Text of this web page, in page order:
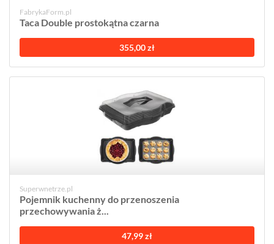
FabrykaForm.pl
Taca Double prostokątna czarna
355,00 zł
Superwnetrze.pl
Pojemnik kuchenny do przenoszenia
przechowywania ż...
47,99 zł